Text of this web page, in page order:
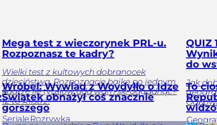
Mega test z wieczorynek PRL-u.
Rozpoznasz te kadry?
Wielki test z kultowych dobranocek
dzieciństwa. Rozpoznacie bajkę po jednym
kadrze Ile tytułów uda wam się odgadnąć?
12 to mistrz!
Seriale Rozrywka
QUIZ
do
Jak
Wróbel: Wywiad z Woydyłło o Idze
Świątek obnażył coś znacznie
gorszego
To